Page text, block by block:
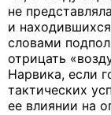
не
и
словами
отрицать
Нарвика, если
тактических
ее влиянии на